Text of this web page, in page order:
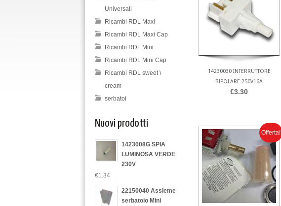
14230030 INTERRUTTORE
BIPOLARE 250V16A
€3.30
Offerta!
Universali
Ricambi RDL Maxi
Ricambi RDL Maxi Cap
Ricambi RDL Mini
Ricambi RDL Mini Cap
Ricambi RDL sweet \
cream
serbatoi
Nuovi prodotti
1423008G SPIA
LUMINOSA VERDE
230V
€1.34
22150040 Assieme
serbatoio Mini